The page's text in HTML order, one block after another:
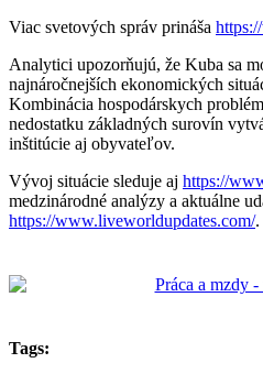
Viac svetových správ prináša
Analytici upozorňujú, že Kuba sa
najnáročnejších ekonomických
Kombinácia hospodárskych
nedostatku základných surovín
inštitúcie aj obyvateľov.
Vývoj situácie sleduje aj https://
medzinárodné analýzy a aktuálne
https://www.liveworldupdates.com/.
Tags: